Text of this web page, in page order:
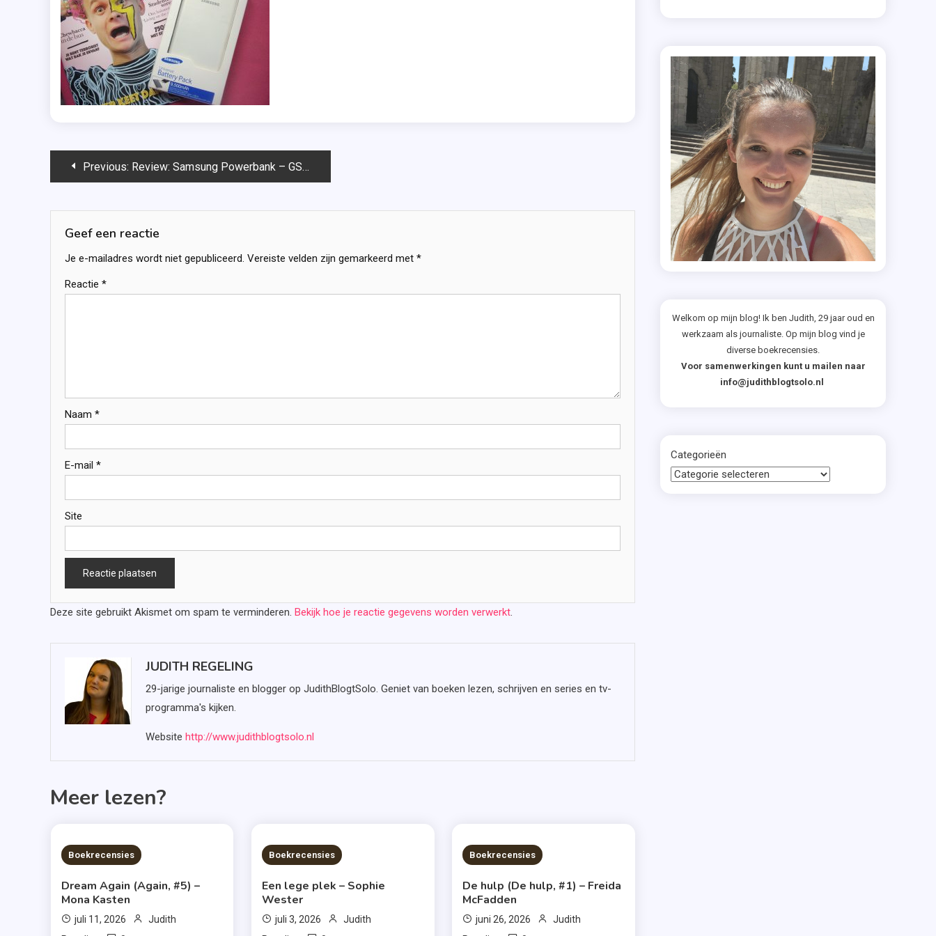
Bericht
Previous: Review: Samsung Powerbank – GSMpunt.nl
Geef een reactie
Je e-mailadres wordt niet gepubliceerd. Vereiste velden zijn gemarkeerd met *
Reactie *
Naam *
E-mail *
Site
Deze site gebruikt Akismet om spam te verminderen. Bekijk hoe je reactie gegevens worden verwerkt.
JUDITH REGELING
29-jarige journaliste en blogger op JudithBlogtSolo. Geniet van boeken lezen, schrijven en series en tv-
programma's kijken.
Website http://www.judithblogtsolo.nl
Meer lezen?
6 MINS READ
Boekrecensies
Dream Again (Again, #5) –
Mona Kasten
juli 11, 2026
Judith
6 MINS READ
Boekrecensies
Een lege plek – Sophie
Wester
juli 3, 2026
Judith
7 MINS READ
Boekrecensies
De hulp (De hulp, #1) – Freida
McFadden
juni 26, 2026
Judith
Welkom op mijn blog! Ik ben Judith, 29 jaar oud en
werkzaam als journaliste. Op mijn blog vind je
diverse boekrecensies.
Voor samenwerkingen kunt u mailen naar
info@judithblogtsolo.nl
Categorieën